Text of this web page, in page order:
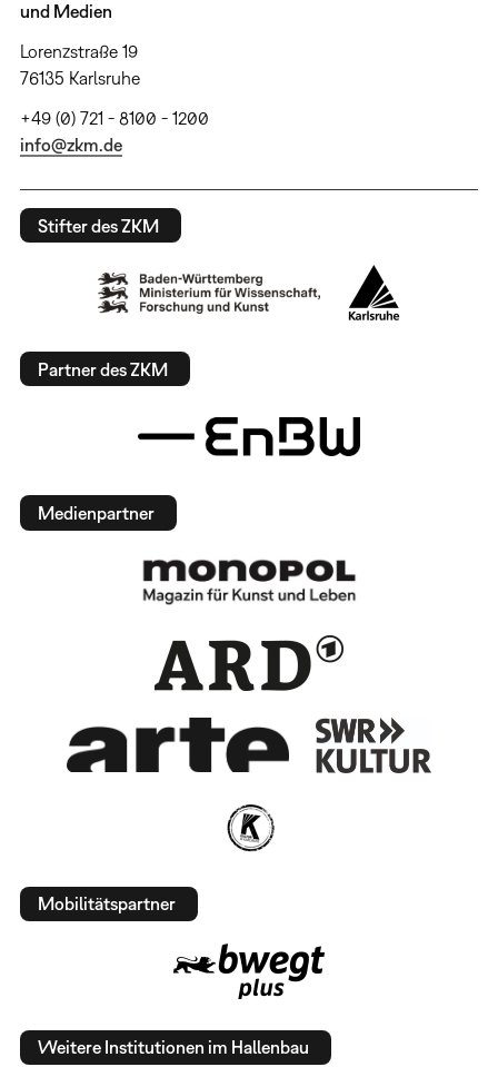
und Medien
Lorenzstraße 19
76135 Karlsruhe
+49 (0) 721 - 8100 - 1200
info@zkm.de
Stifter des ZKM
Partner des ZKM
Medienpartner
Mobilitätspartner
Weitere Institutionen im Hallenbau